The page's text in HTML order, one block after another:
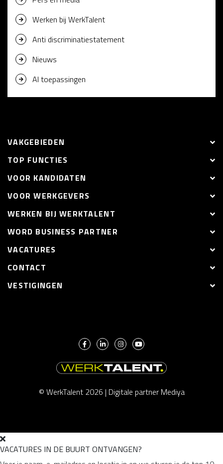
Werken bij WerkTalent
Anti discriminatiestatement
Nieuws
AI toepassingen
VAKGEBIEDEN
TOP FUNCTIES
VOOR KANDIDATEN
VOOR WERKGEVERS
WERKEN BIJ WERKTALENT
WORD BUSINESS PARTNER
VACATURES
CONTACT
VESTIGINGEN
© WerkTalent 2026 | Digitale partner Mediya
VACATURES IN DE BUURT ONTVANGEN?